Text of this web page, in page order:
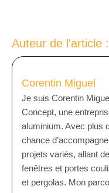
I
Auteur de l'article :
Corentin Miguel
Je suis Corentin
Concept, une
aluminium. Avec plus
chance
projets variés, allant
fenêtres et portes
et pergolas. Mon